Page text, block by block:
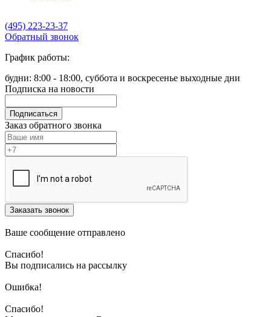
(495) 223-23-37
Обратный звонок
График работы:
будни: 8:00 - 18:00, суббота и воскресенье выходные дни
Подписка на новости
Подписаться
Заказ обратного звонка
Заказать звонок
Ваше сообщение отправлено
Спасибо!
Вы подписались на рассылку
Ошибка!
Спасибо!